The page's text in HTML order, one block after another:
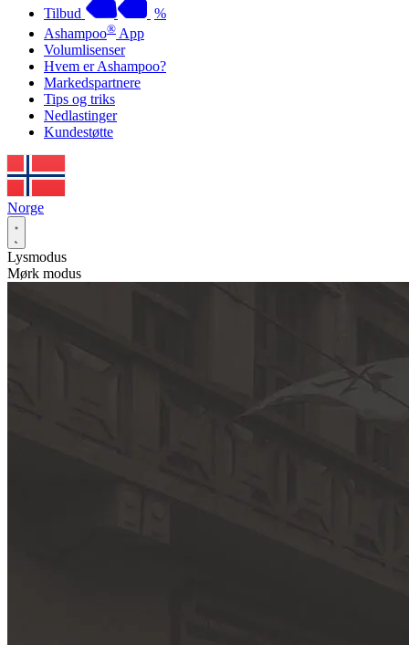
Tilbud
%
Ashampoo® App
Volumlisenser
Hvem er Ashampoo?
Markedspartnere
Tips og triks
Nedlastinger
Kundestøtte
Norge
Lysmodus
Mørk modus